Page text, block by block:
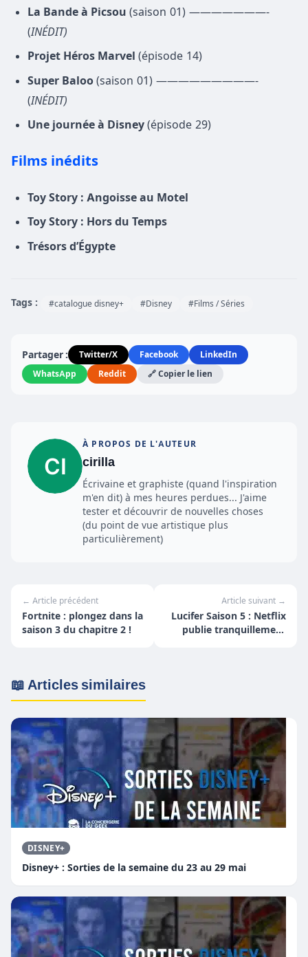
La Bande à Picsou (saison 01) ———————-
(INÉDIT)
Projet Héros Marvel (épisode 14)
Super Baloo (saison 01) —————————-
(INÉDIT)
Une journée à Disney (épisode 29)
Films inédits
Toy Story : Angoisse au Motel
Toy Story : Hors du Temps
Trésors d’Égypte
Tags : #catalogue disney+ #Disney #Films / Séries
Partager : Twitter/X Facebook
LinkedIn
WhatsApp
Reddit 🔗 Copier le lien
À PROPOS DE L'AUTEUR
cirilla
Écrivaine et graphiste (quand l'inspiration
m'en dit) à mes heures perdues... J'aime
tester et découvrir de nouvelles choses
(du point de vue artistique plus
particulièrement)
← Article précédent
Fortnite : plongez dans la
saison 3 du chapitre 2 !
Article suivant →
Lucifer Saison 5 : Netflix
publie tranquillement
📖 Articles similaires
DISNEY+
Disney+ : Sorties de la semaine du 23 au 29 mai